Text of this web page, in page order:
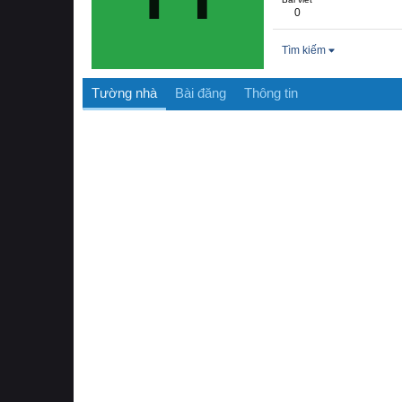
0
Tìm kiếm
Tường nhà Bài đăng Thông tin